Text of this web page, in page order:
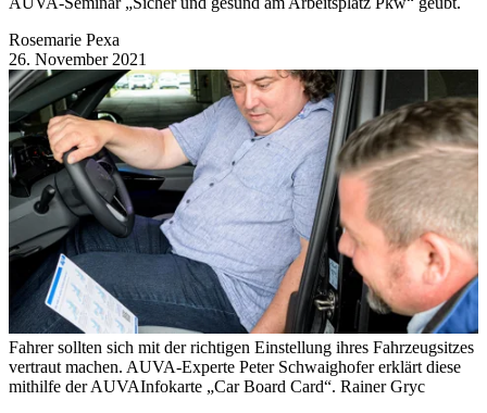
Rosemarie Pexa
26. November 2021
Fahrer sollten sich mit der richtigen Einstellung ihres Fahrzeugsitzes
vertraut machen. AUVA-Experte Peter Schwaighofer erklärt diese
mithilfe der AUVAInfokarte „Car Board Card“. Rainer Gryc